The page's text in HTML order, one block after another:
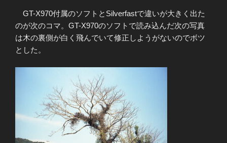
GT-X970付属のソフトとSilverfastで違いが大きく出た
のが次のコマ。GT-X970のソフトで読み込んだ次の写真
は木の裏側が白く飛んでいて修正しようがないのでボツ
とした。